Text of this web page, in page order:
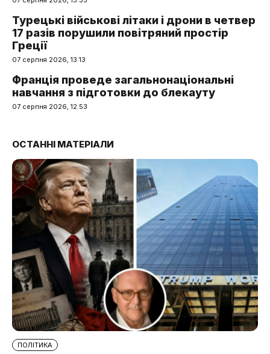
Турецькі військові літаки і дрони в четвер
17 разів порушили повітряний простір
Греції
07 серпня 2026, 13:13
Франція проведе загальнонаціональні
навчання з підготовки до блекауту
07 серпня 2026, 12:53
ОСТАННІ МАТЕРІАЛИ
ПОЛІТИКА